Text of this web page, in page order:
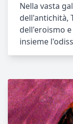
Nella vasta
dell'antichità,
dell'eroismo
insieme